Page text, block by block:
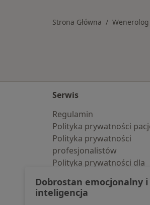
Strona Główna Wenerolog
Serwis
Regulamin
Polityka prywatności
Polityka prywatności
profesjonalistów
Polityka prywatności dla
pozyskaliśmy
Polityka cookies
Dobrostan emocjonalny
inteligencja